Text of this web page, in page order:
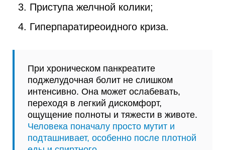
Приступа желчной колики;
Гиперпаратиреоидного криза.
При хроническом панкреатите
поджелудочная болит не слишком
интенсивно. Она может ослабевать,
переходя в легкий дискомфорт,
ощущение полноты и тяжести в животе.
Человека поначалу просто мутит и
подташнивает, особенно после плотной